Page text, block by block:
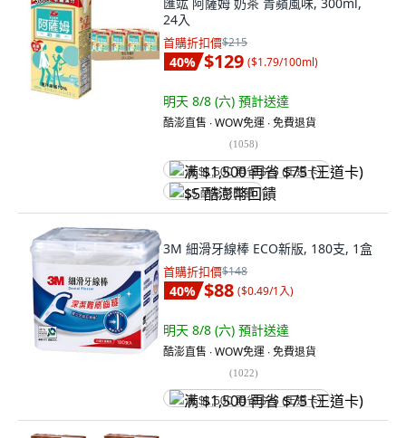
24入
首購折扣價$215
40% $129 ($1.79/100ml)
明天 8/8 (六) 預計送達
酷澎直售 ∙ WOW免運 ∙ 免費退貨
(1058)
满 $1,500 再省 $75 (王道卡)
$5 酷澎幣回饋
3M 細滑牙線棒 ECO新版, 180支, 1盒
首購折扣價$148
40% $88 ($0.49/1入)
明天 8/8 (六) 預計送達
酷澎直售 ∙ WOW免運 ∙ 免費退貨
(1022)
满 $1,500 再省 $75 (王道卡)